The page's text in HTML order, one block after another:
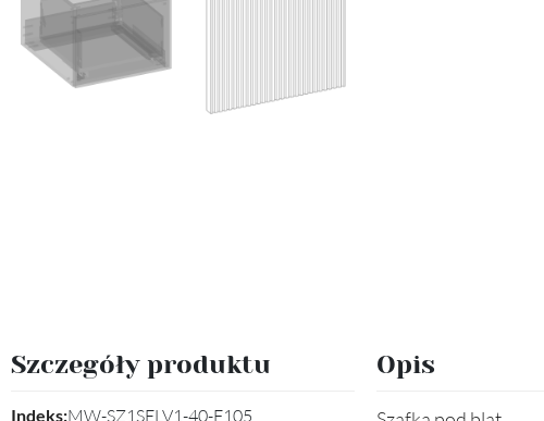
Szczegóły produktu
Indeks:MW-SZ1SELV1-40-F105
Opis